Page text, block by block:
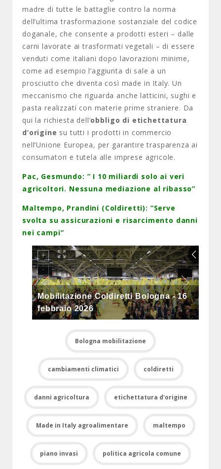
madre di tutte le battaglie contro la norma
dell’ultima trasformazione sostanziale del codice
doganale, che consente a prodotti esteri – dalle
carni lavorate ai trasformati vegetali – di essere
venduti come italiani dopo lavorazioni minime,
come ad esempio l’aggiunta di sale a un
prosciutto che diventa così made in Italy. Un
meccanismo che riguarda anche latticini, sughi e
pasta realizzati con materie prime straniere. Da
qui la richiesta dell’obbligo di etichettatura
d’origine su tutti i prodotti in commercio
nell’Unione Europea, per garantire trasparenza ai
consumatori e tutela alle imprese agricole.
Pac, Gesmundo: ” I 10 miliardi solo ai veri
agricoltori. Nessuna mediazione al ribasso”
Maltempo, Prandini (Coldiretti): “Serve
svolta su assicurazioni e risarcimento danni
nei campi”
Mobilitazione Coldiretti Bologna - 16
febbraio 2026
Bologna mobilitazione
cambiamenti climatici coldiretti
danni agricoltura etichettatura d'origine
Made in Italy agroalimentare maltempo
piano invasi politica agricola comune